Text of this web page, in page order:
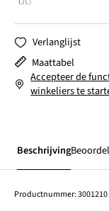
Verlanglijst
Maattabel
Accepteer de
winkeliers te
Beschrijving
Productnummer:3001210